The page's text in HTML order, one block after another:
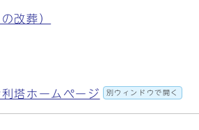
改葬）
塔ホームページ 別ウィンドウで開く